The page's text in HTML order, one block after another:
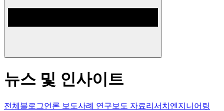
뉴스 및 인사이트
전체 블로그언론 보도사례 연구 보도 자료리서치 엔지니어링